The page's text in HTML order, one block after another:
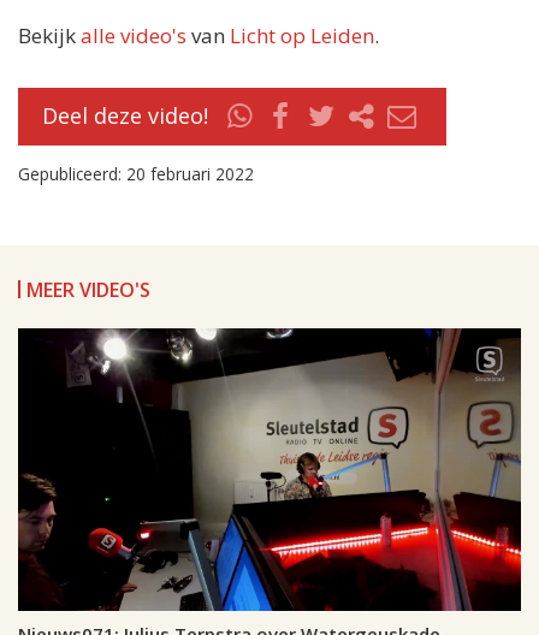
Bekijkalle video's van Licht op Leiden.
Deel deze video!
Gepubliceerd: 20 februari 2022
MEER VIDEO'S